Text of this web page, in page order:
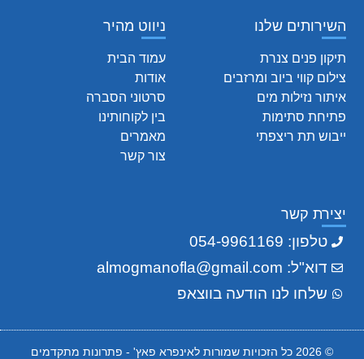
ניווט מהיר
עמוד הבית
אודות
סרטוני הסברה
בין לקוחותינו
מאמרים
צור קשר
השירותים שלנו
תיקון פנים צנרת
צילום קווי ביוב ומרזבים
איתור נזילות מים
פתיחת סתימות
ייבוש תת ריצפתי
יצירת קשר
טלפון: 054-9961169
דוא"ל: almogmanofla@gmail.com
שלחו לנו הודעה בווצאפ
© 2026 כל הזכויות שמורות לאינפרא פאץ' - פתרונות מתקדמים